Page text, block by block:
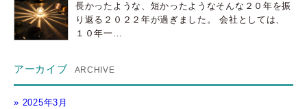
長かったような、短かったようなそんな２０年を振
り返る２０２２年が過ぎました。 会社としては、
１０年一…
アーカイブ
2025年3月